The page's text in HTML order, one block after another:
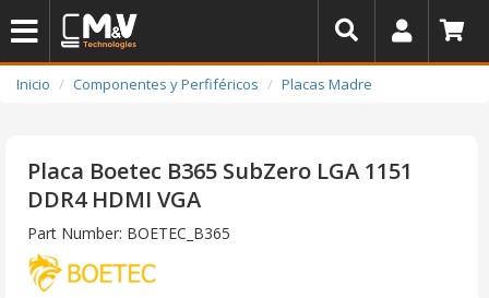
Inicio Componentes y Perfiféricos Placas Madre
Placa Boetec B365 SubZero LGA 1151
DDR4 HDMI VGA
Part Number: BOETEC_B365